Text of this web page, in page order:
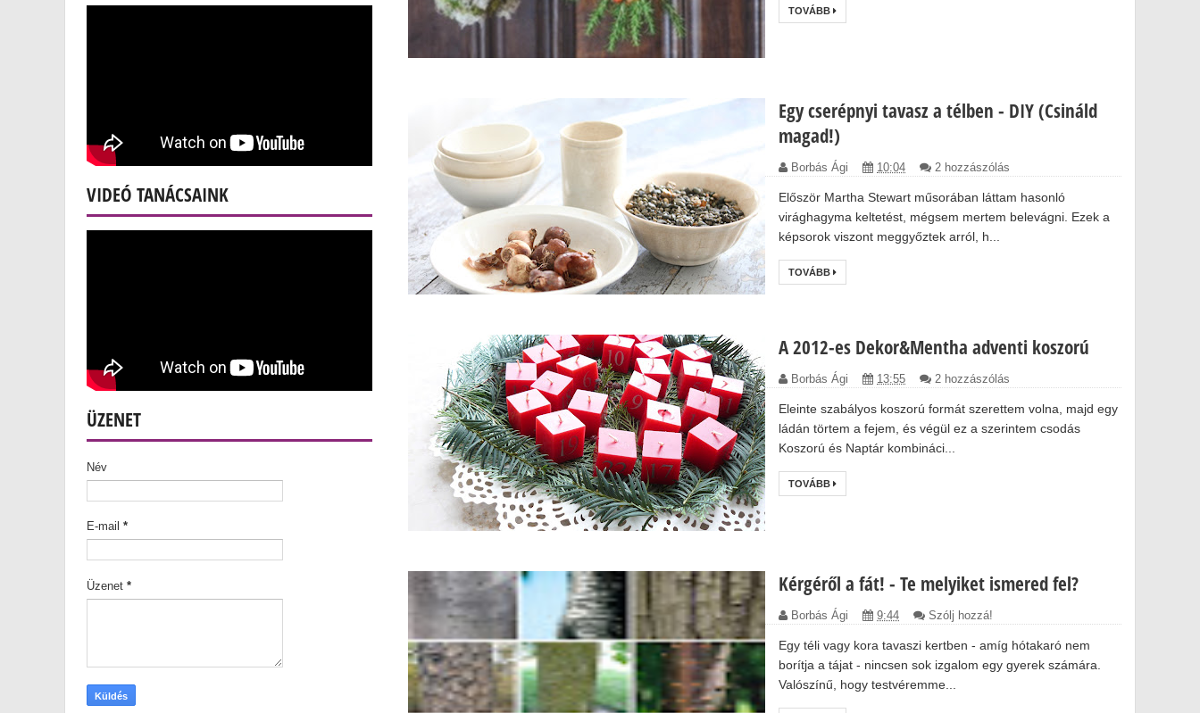
TOVÁBB
Egy cserépnyi tavasz a télben - DIY (Csináld
magad!)
Borbás Ági 10:04 2 hozzászólás
Először Martha Stewart műsorában láttam hasonló
virághagyma keltetést, mégsem mertem belevágni. Ezek a
képsorok viszont meggyőztek arról, h...
TOVÁBB
A 2012-es Dekor&Mentha adventi koszorú
Borbás Ági 13:55 2 hozzászólás
Eleinte szabályos koszorú formát szerettem volna, majd egy
ládán törtem a fejem, és végül ez a szerintem csodás
Koszorú és Naptár kombináci...
TOVÁBB
Kérgéről a fát! - Te melyiket ismered fel?
Borbás Ági 9:44 Szólj hozzá!
Egy téli vagy kora tavaszi kertben - amíg hótakaró nem
borítja a tájat - nincsen sok izgalom egy gyerek számára.
Valószínű, hogy testvéremme...
VIDEÓ TANÁCSAINK
ÜZENET
Név
E-mail *
Üzenet *